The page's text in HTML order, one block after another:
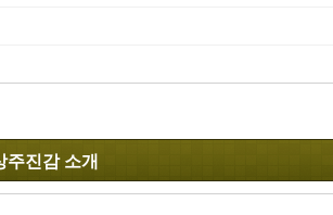
주진감 소개